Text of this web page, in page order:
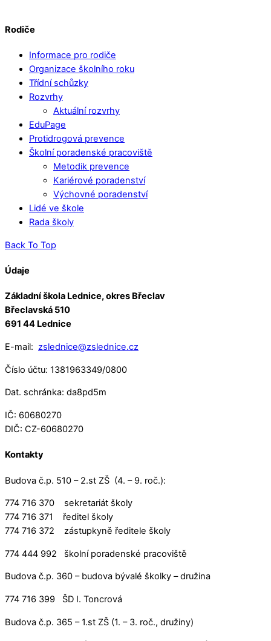
Rodiče
Informace pro rodiče
Organizace školního roku
Třídní schůzky
Rozvrhy
Aktuální rozvrhy
EduPage
Protidrogová prevence
Školní poradenské pracoviště
Metodik prevence
Kariérové poradenství
Výchovné poradenství
Lidé ve škole
Rada školy
Back To Top
Údaje
Základní škola Lednice, okres Břeclav
Břeclavská 510
691 44 Lednice
E-mail: zslednice@zslednice.cz
Číslo účtu: 1381963349/0800
Dat. schránka: da8pd5m
IČ: 60680270
DIČ: CZ-60680270
Kontakty
Budova č.p. 510 – 2.st ZŠ (4. – 9. roč.):
774 716 370 sekretariát školy
774 716 371 ředitel školy
774 716 372 zástupkyně ředitele školy
774 444 992 školní poradenské pracoviště
Budova č.p. 360 – budova bývalé školky – družina
774 716 399 ŠD I. Toncrová
Budova č.p. 365 – 1.st ZŠ (1. – 3. roč., družiny)